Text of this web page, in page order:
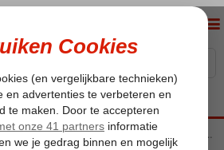
Jazz arrangement The Rif at Mangrove Beach Corendon, Curio by Hilton